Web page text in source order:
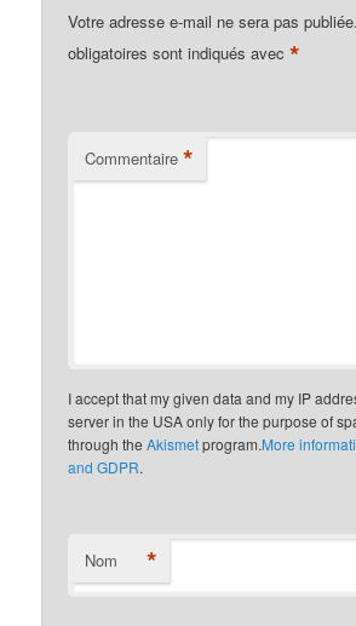
Votre adresse e-mail ne sera pas publiée.
obligatoires sont indiqués avec*
Commentaire *
I accept that my given data and my IP
server in the USA only for the purpose of
through theAkismetprogram.More
and GDPR.
Nom *